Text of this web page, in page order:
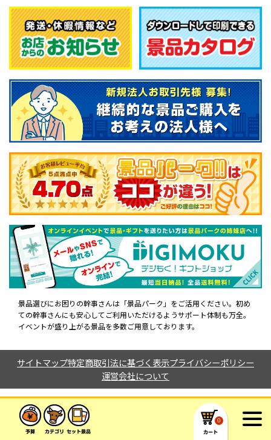
0
景品選びにお困りの幹事さんは「景品パーク」をご活用ください。初め
ての幹事さんにも安心してご利用いただけるようサポート体制も万全。
イベントが盛り上がる景品を多数ご用意しております。
サイトマップ特定商取引法に基づく表示プライバシーポリシー
運営会社について
Copyright ©︎ All Rights Reserved.